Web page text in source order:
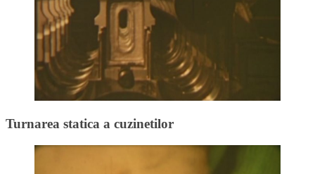
Turnarea statica a cuzinetilor